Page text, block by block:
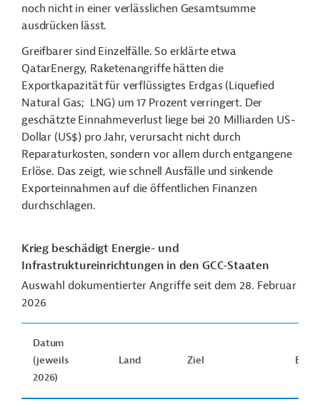
noch nicht in einer verlässlichen Gesamtsumme
ausdrücken lässt.
Greifbarer sind Einzelfälle. So erklärte etwa
QatarEnergy, Raketenangriffe hätten die
Exportkapazität für verflüssigtes Erdgas (Liquefied
Natural Gas; LNG) um 17 Prozent verringert. Der
geschätzte Einnahmeverlust liege bei 20 Milliarden US-
Dollar (US$) pro Jahr, verursacht nicht durch
Reparaturkosten, sondern vor allem durch entgangene
Erlöse. Das zeigt, wie schnell Ausfälle und sinkende
Exporteinnahmen auf die öffentlichen Finanzen
durchschlagen.
Krieg beschädigt Energie- und
Infrastruktureinrichtungen in den GCC-Staaten
Auswahl dokumentierter Angriffe seit dem 28. Februar
2026
Datum
(jeweils
2026)
Land Ziel